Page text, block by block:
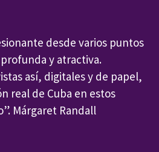
desde varios puntos
y atractiva.
así, digitales y de papel,
real de Cuba en estos
Márgaret Randall